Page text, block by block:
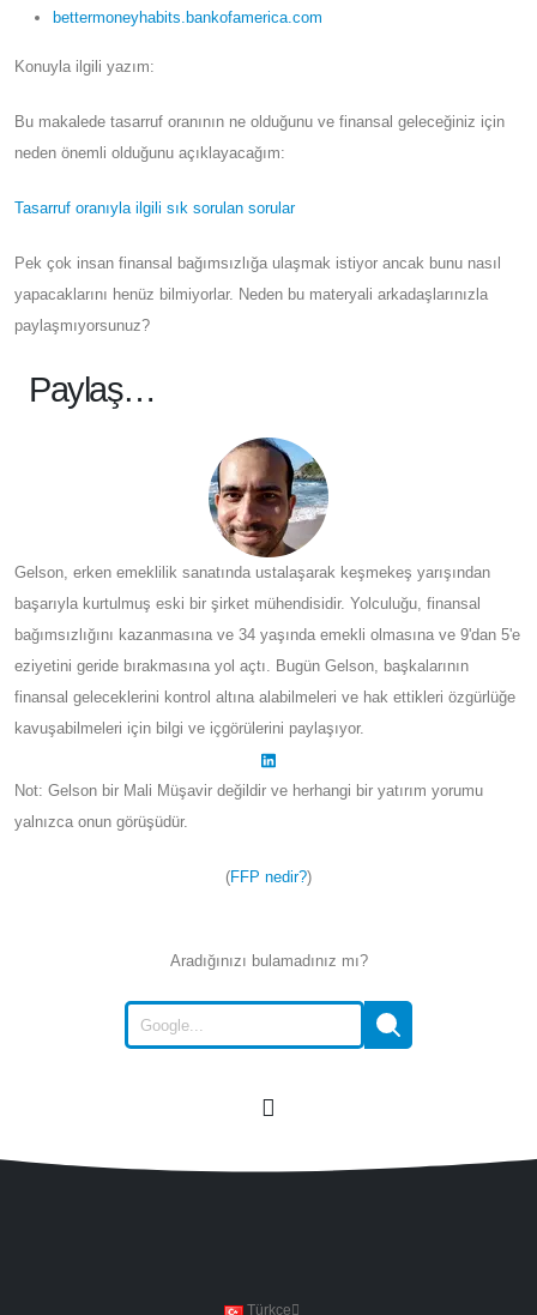
bettermoneyhabits.bankofamerica.com
Konuyla ilgili yazım:
Bu makalede tasarruf oranının ne olduğunu ve finansal geleceğiniz için
neden önemli olduğunu açıklayacağım:
Tasarruf oranıyla ilgili sık sorulan sorular
Pek çok insan finansal bağımsızlığa ulaşmak istiyor ancak bunu nasıl
yapacaklarını henüz bilmiyorlar. Neden bu materyali arkadaşlarınızla
paylaşmıyorsunuz?
Paylaş…
Gelson, erken emeklilik sanatında ustalaşarak keşmekeş yarışından
başarıyla kurtulmuş eski bir şirket mühendisidir. Yolculuğu, finansal
bağımsızlığını kazanmasına ve 34 yaşında emekli olmasına ve 9'dan 5'e
eziyetini geride bırakmasına yol açtı. Bugün Gelson, başkalarının
finansal geleceklerini kontrol altına alabilmeleri ve hak ettikleri özgürlüğe
kavuşabilmeleri için bilgi ve içgörülerini paylaşıyor.
Not: Gelson bir Mali Müşavir değildir ve herhangi bir yatırım yorumu
yalnızca onun görüşüdür.
(FFP nedir?)
Aradığınızı bulamadınız mı?
Türkçe